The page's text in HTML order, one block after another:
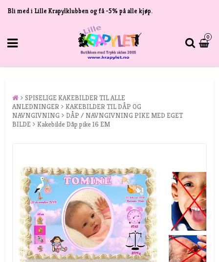
Bli med i Lille Krapylklubben og få -5% på alle kjøp.
0
SPISELIGE KAKEBILDER TIL ALLE
ANLEDNINGER
KAKEBILDER TIL DÅP OG
NAVNGIVNING
DÅP / NAVNGIVNING PIKE MED EGET
BILDE
Kakebilde Dåp pike 16 EM